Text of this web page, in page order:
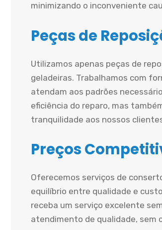
minimizando o inconveniente
Peças de
Utilizamos apenas peças de
geladeiras. Trabalhamos com
atendam aos padrões
eficiência do reparo, mas
tranquilidade aos nossos
Preços
Oferecemos serviços de
equilíbrio entre qualidade e
receba um serviço excelente
atendimento de qualidade, sem